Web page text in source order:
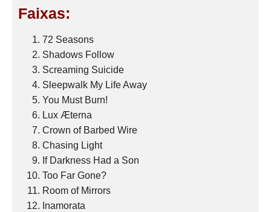
Faixas:
72 Seasons
Shadows Follow
Screaming Suicide
Sleepwalk My Life Away
You Must Burn!
Lux Æterna
Crown of Barbed Wire
Chasing Light
If Darkness Had a Son
Too Far Gone?
Room of Mirrors
Inamorata